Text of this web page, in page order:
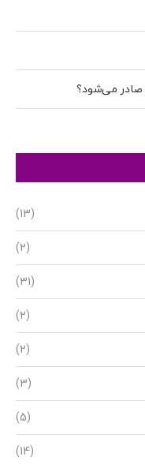
صادر می‌شود؟
(13)
(2)
(31)
(2)
(2)
(3)
(5)
(14)